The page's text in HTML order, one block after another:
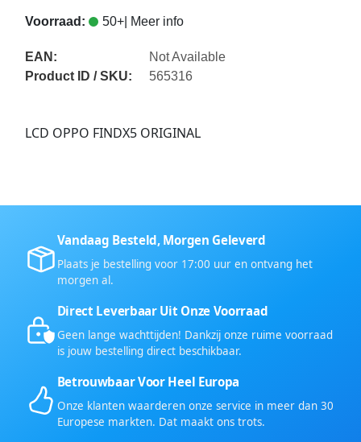
Voorraad: 50+| Meer info
EAN:
Not Available
Product ID / SKU:
565316
LCD OPPO FINDX5 ORIGINAL
Vandaag Besteld, Morgen Geleverd
Plaats je bestelling voor 17:00 uur en ontvang het
morgen al.
Direct Leverbaar Uit Onze Voorraad
Geen lange wachttijden! Dankzij onze ruime voorraad
is jouw bestelling direct beschikbaar.
Betrouwbaar Voor Heel Europa
Onze klanten waarderen onze service in meer dan 30
Europese markten. Dat maakt ons trots.